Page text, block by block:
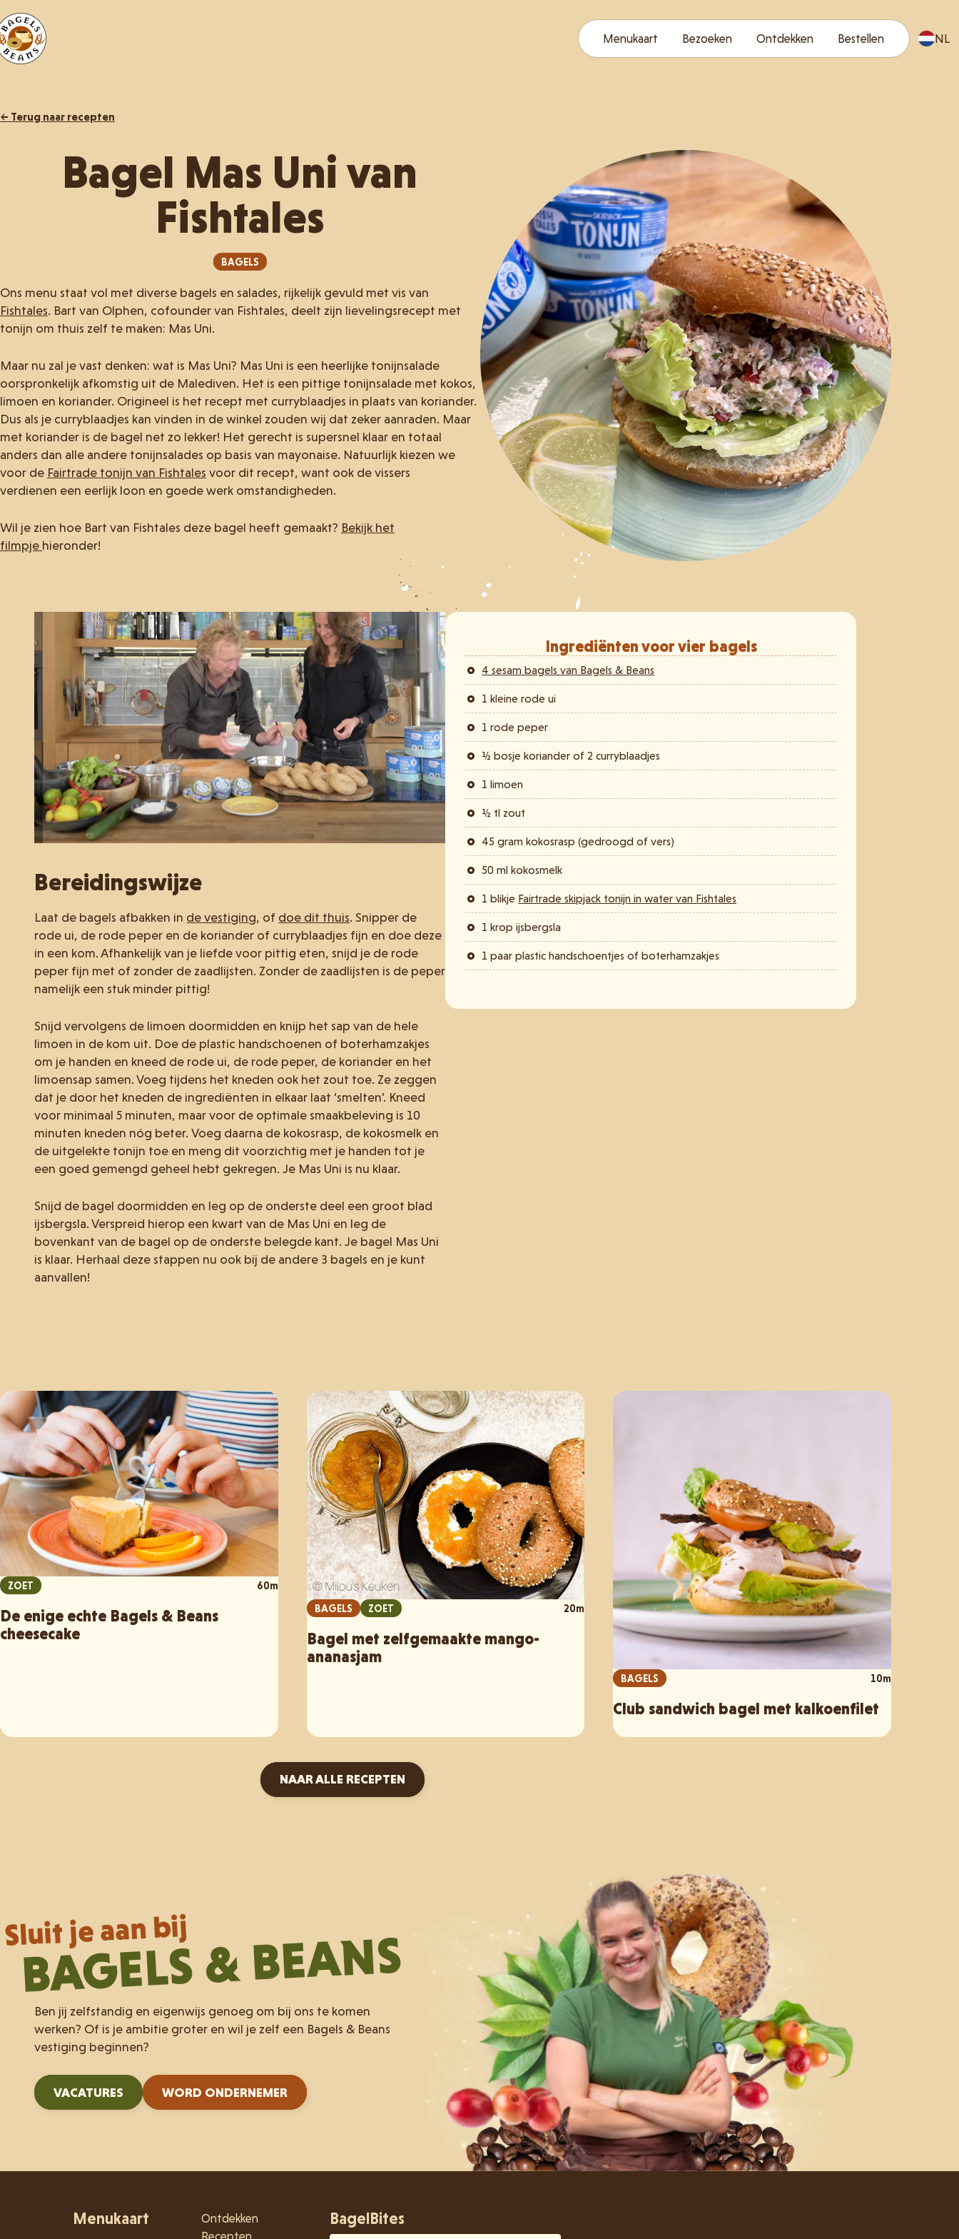
Menukaart Bezoeken Ontdekken Bestellen NL
← Terug naar recepten
Bagel Mas Uni van
Fishtales
BAGELS
Ons menu staat vol met diverse bagels en salades, rijkelijk gevuld met vis van
Fishtales. Bart van Olphen, cofounder van Fishtales, deelt zijn lievelingsrecept met
tonijn om thuis zelf te maken: Mas Uni.
Maar nu zal je vast denken: wat is Mas Uni? Mas Uni is een heerlijke tonijnsalade
oorspronkelijk afkomstig uit de Malediven. Het is een pittige tonijnsalade met kokos,
limoen en koriander. Origineel is het recept met curryblaadjes in plaats van koriander.
Dus als je curryblaadjes kan vinden in de winkel zouden wij dat zeker aanraden. Maar
met koriander is de bagel net zo lekker! Het gerecht is supersnel klaar en totaal
anders dan alle andere tonijnsalades op basis van mayonaise. Natuurlijk kiezen we
voor de Fairtrade tonijn van Fishtales voor dit recept, want ook de vissers
verdienen een eerlijk loon en goede werk omstandigheden.
Wil je zien hoe Bart van Fishtales deze bagel heeft gemaakt? Bekijk het
filmpje hieronder!
Ingrediënten voor vier bagels
4 sesam bagels van Bagels & Beans
1 kleine rode ui
1 rode peper
½ bosje koriander of 2 curryblaadjes
1 limoen
½ tl zout
45 gram kokosrasp (gedroogd of vers)
50 ml kokosmelk
1 blikje Fairtrade skipjack tonijn in water van Fishtales
1 krop ijsbergsla
1 paar plastic handschoentjes of boterhamzakjes
Bereidingswijze
Laat de bagels afbakken in de vestiging, of doe dit thuis. Snipper de
rode ui, de rode peper en de koriander of curryblaadjes fijn en doe deze
in een kom. Afhankelijk van je liefde voor pittig eten, snijd je de rode
peper fijn met of zonder de zaadlijsten. Zonder de zaadlijsten is de peper
namelijk een stuk minder pittig!
Snijd vervolgens de limoen doormidden en knijp het sap van de hele
limoen in de kom uit. Doe de plastic handschoenen of boterhamzakjes
om je handen en kneed de rode ui, de rode peper, de koriander en het
limoensap samen. Voeg tijdens het kneden ook het zout toe. Ze zeggen
dat je door het kneden de ingrediënten in elkaar laat ‘smelten’. Kneed
voor minimaal 5 minuten, maar voor de optimale smaakbeleving is 10
minuten kneden nóg beter. Voeg daarna de kokosrasp, de kokosmelk en
de uitgelekte tonijn toe en meng dit voorzichtig met je handen tot je
een goed gemengd geheel hebt gekregen. Je Mas Uni is nu klaar.
Snijd de bagel doormidden en leg op de onderste deel een groot blad
ijsbergsla. Verspreid hierop een kwart van de Mas Uni en leg de
bovenkant van de bagel op de onderste belegde kant. Je bagel Mas Uni
is klaar. Herhaal deze stappen nu ook bij de andere 3 bagels en je kunt
aanvallen!
ZOET 60m
De enige echte Bagels & Beans
cheesecake
BAGELS ZOET 20m
Bagel met zelfgemaakte mango-
ananasjam
BAGELS 10m
Club sandwich bagel met kalkoenfilet
NAAR ALLE RECEPTEN
Sluit je aan bij
BAGELS & BEANS
Ben jij zelfstandig en eigenwijs genoeg om bij ons te komen
werken? Of is je ambitie groter en wil je zelf een Bagels & Beans
vestiging beginnen?
VACATURES WORD ONDERNEMER
Menukaart
Ontdekken
Recepten
BagelBites